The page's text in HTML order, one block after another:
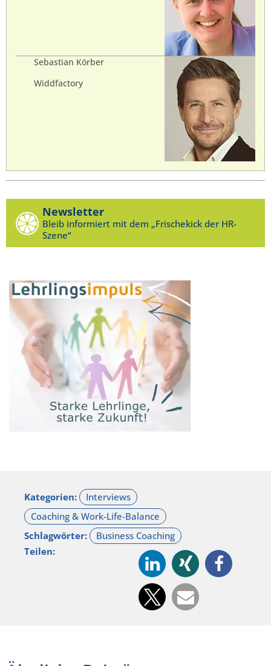
Sebastian Körber
Widdfactory
Newsletter
Bleib informiert mit dem „Frischekick der HR-
Szene“
Kategorien:
Schlagwörter:
Teilen: